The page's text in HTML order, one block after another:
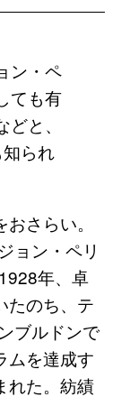
ン・ペ
ても有
と、
られ
さらい。
ョン・ペリ
年、卓
たのち、テ
ブルドンで
ムを達成す
れた。紡績